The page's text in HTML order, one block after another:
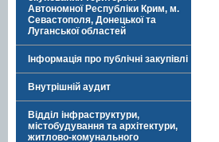
Автономної Республіки Крим, м.
Севастополя, Донецької та
Луганської областей
Інформація про публічні закупівлі
Внутрішній аудит
Відділ інфраструктури,
містобудування та архітектури,
житлово-комунального